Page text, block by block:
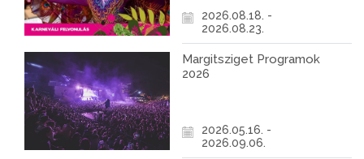
2026.08.18. -
2026.08.23.
Margitsziget Programok
2026
2026.05.16. -
2026.09.06.